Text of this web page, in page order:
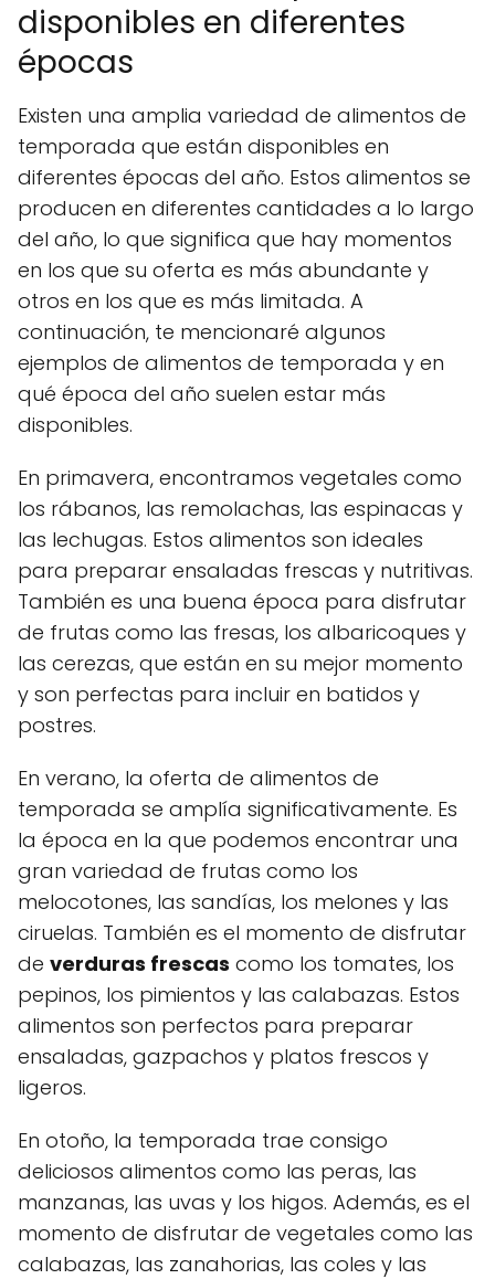
disponibles en diferentes
épocas
Existen una amplia variedad de alimentos de
temporada que están disponibles en
diferentes épocas del año. Estos alimentos se
producen en diferentes cantidades a lo largo
del año, lo que significa que hay momentos
en los que su oferta es más abundante y
otros en los que es más limitada. A
continuación, te mencionaré algunos
ejemplos de alimentos de temporada y en
qué época del año suelen estar más
disponibles.
En primavera, encontramos vegetales como
los rábanos, las remolachas, las espinacas y
las lechugas. Estos alimentos son ideales
para preparar ensaladas frescas y nutritivas.
También es una buena época para disfrutar
de frutas como las fresas, los albaricoques y
las cerezas, que están en su mejor momento
y son perfectas para incluir en batidos y
postres.
En verano, la oferta de alimentos de
temporada se amplía significativamente. Es
la época en la que podemos encontrar una
gran variedad de frutas como los
melocotones, las sandías, los melones y las
ciruelas. También es el momento de disfrutar
de verduras frescas como los tomates, los
pepinos, los pimientos y las calabazas. Estos
alimentos son perfectos para preparar
ensaladas, gazpachos y platos frescos y
ligeros.
En otoño, la temporada trae consigo
deliciosos alimentos como las peras, las
manzanas, las uvas y los higos. Además, es el
momento de disfrutar de vegetales como las
calabazas, las zanahorias, las coles y las